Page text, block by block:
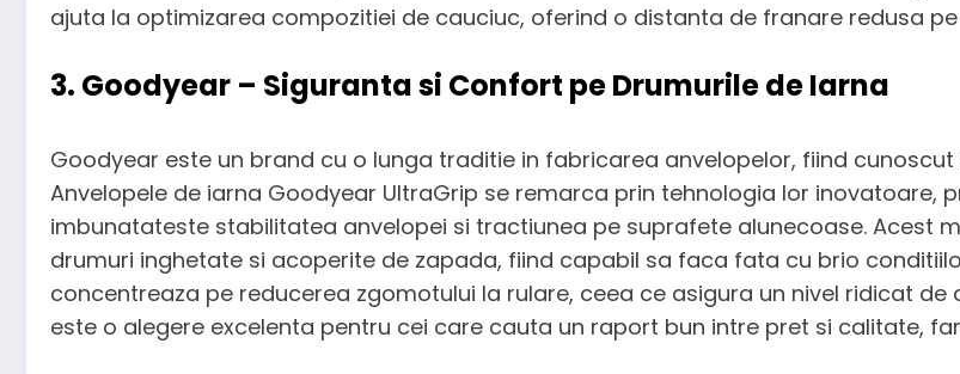
ajuta la optimizarea compozitiei de cauciuc, oferind o distanta de franare redusa
3. Goodyear – Siguranta si Confort pe Drumurile de Iarna
Goodyear este un brand cu o lunga traditie in fabricarea anvelopelor, fiind
Anvelopele de iarna Goodyear UltraGrip se remarca prin tehnologia lor inovatoare,
imbunatateste stabilitatea anvelopei si tractiunea pe suprafete alunecoase. Acest
drumuri inghetate si acoperite de zapada, fiind capabil sa faca fata cu brio
concentreaza pe reducerea zgomotului la rulare, ceea ce asigura un nivel ridicat
este o alegere excelenta pentru cei care cauta un raport bun intre pret si calitate,